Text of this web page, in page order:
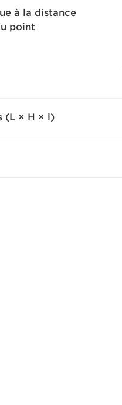
à la distance
point
(L × H × l)